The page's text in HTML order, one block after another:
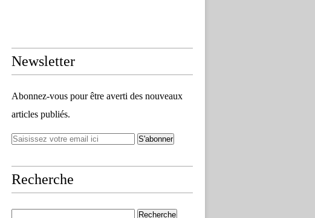
Newsletter
Abonnez-vous pour être averti des nouveaux
articles publiés.
Recherche